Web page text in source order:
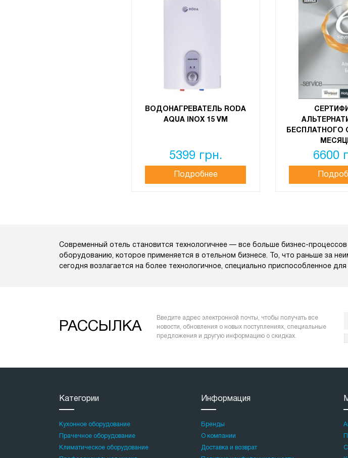
ВОДОНАГРЕВАТЕЛЬ RODA
AQUA INOX 15 VM
5399 грн.
Подробнее
БЕСПЛАТНОГО
6600
Современный отель становится технологичнее — все больше бизнес-
оборудованию, которое применяется в отельном бизнесе. То, что раньше за
сегодня возлагается на более технологичное, специально приспособленное
РАССЫЛКА
Введите адрес электронной почты, чтобы получать все
новости, обновления о новых поступлениях, специальные
предложения и другую информацию о скидках.
Категории
Кухонное оборудование
Прачечное оборудование
Климатическое оборудование
Информация
Бренды
О компании
Доставка и возврат